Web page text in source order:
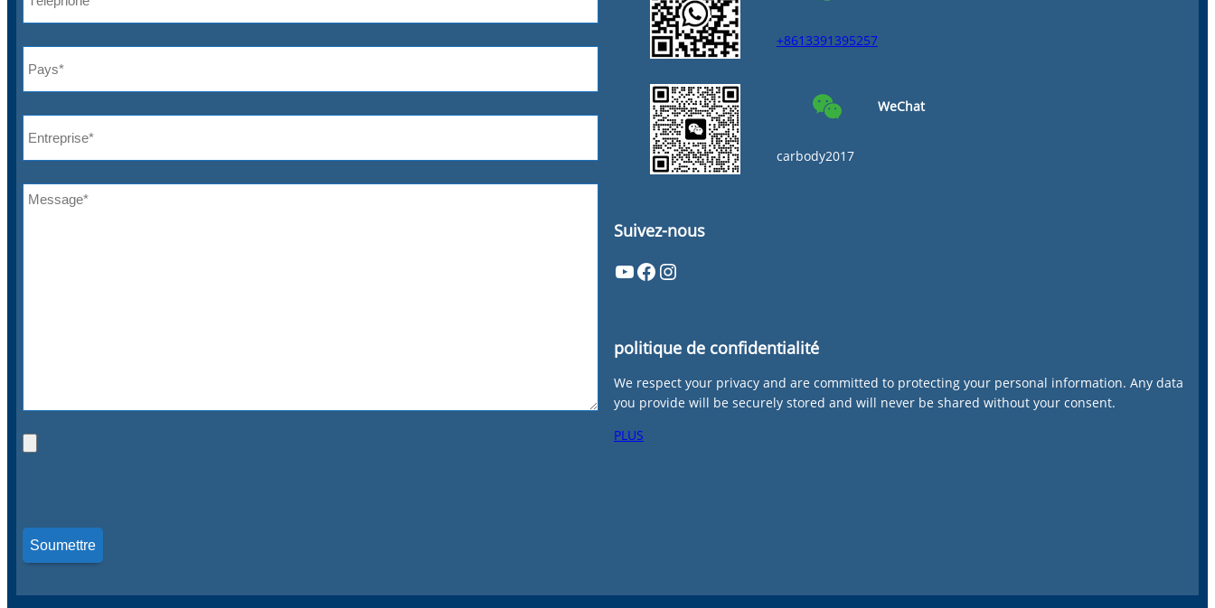
+8613391395257
WeChat
carbody2017
Suivez-nous
YouTube Facebook Instagram
politique de confidentialité
We respect your privacy and are committed to protecting your personal information. Any data
you provide will be securely stored and will never be shared without your consent.
PLUS